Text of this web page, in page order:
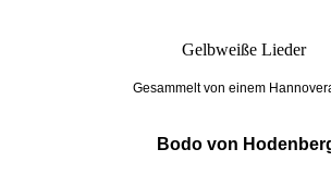
Gelbweiße Lieder
Gesammelt von einem
Bodo von